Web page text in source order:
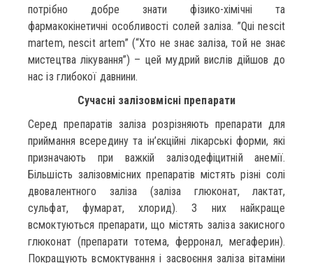
потрібно добре знати фізико-хімічні та
фармакокінетичні особливості солей заліза. ”Qui nescit
martem, nescit artem” (“Хто не знає заліза, той не знає
мистецтва лікування”) – цей мудрий вислів дійшов до
нас із глибокої давнини.
Сучасні залізовмісні препарати
Серед препаратів заліза розрізняють препарати для
приймання всередину та ін’єкційні лікарські форми, які
призначають при важкій залізодефіцитній анемії.
Більшість залізовмісних препаратів містять різні солі
двовалентного заліза (заліза глюконат, лактат,
сульфат, фумарат, хлорид). З них найкраще
всмоктуються препарати, що містять заліза закисного
глюконат (препарати тотема, ферронал, мегаферин).
Покращують всмоктування і засвоєння заліза вітаміни